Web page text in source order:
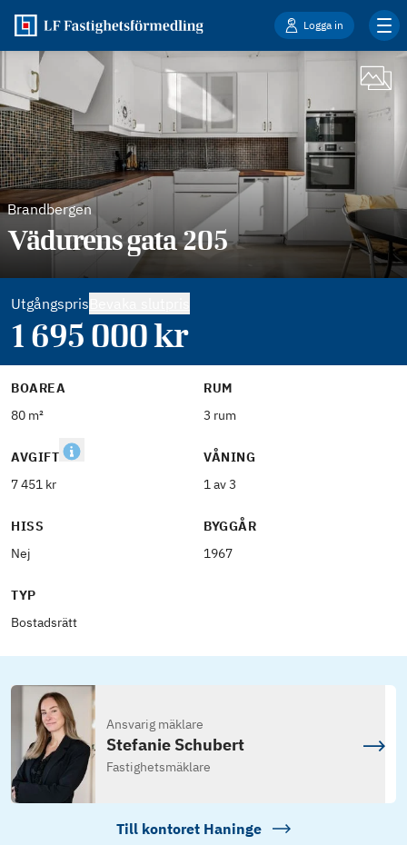
Logga in
Brandbergen
Vädurens gata 205
Utgångspris
1 695 000kr
BOAREA
80 m²
RUM
3 rum
AVGIFT
7 451 kr
VÅNING
1 av 3
HISS
Nej
BYGGÅR
1967
TYP
Bostadsrätt
Ansvarig mäklare
Stefanie Schubert
Fastighetsmäklare
Till kontoret Haninge